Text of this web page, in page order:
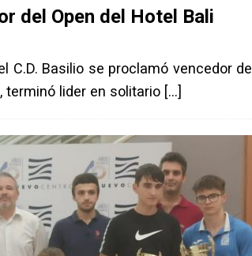
del Open del Hotel Bali
C.D. Basilio se proclamó vencedor del
terminó lider en solitario […]